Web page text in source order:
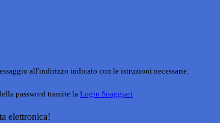
all'indirizzo indicato con le istruzioni necessarie.
password tramite la Login Spaggiari
elettronica!